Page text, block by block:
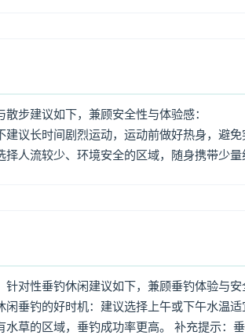
步建议如下，兼顾安全性与体验感：
议长时间剧烈运动，运动前做好热身，避免
人流较少、环境安全的区域，随身携带少量
对性垂钓休闲建议如下，兼顾垂钓体验与安
垂钓的好时机：建议选择上午或下午水温
草的区域，垂钓成功率更高。 补充提示：